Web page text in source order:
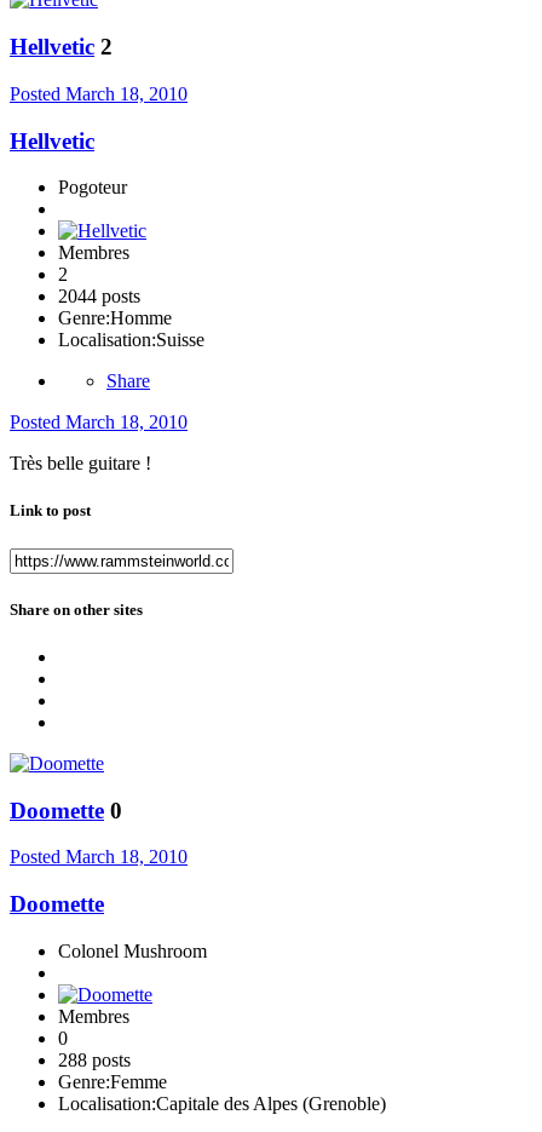
Hellvetic 2
Posted March 18, 2010
Hellvetic
Pogoteur
Membres
2
2044 posts
Genre:Homme
Localisation:Suisse
Share
Posted March 18, 2010
Très belle guitare !
Link to post
Share on other sites
Doomette 0
Posted March 18, 2010
Doomette
Colonel Mushroom
Membres
0
288 posts
Genre:Femme
Localisation:Capitale des Alpes (Grenoble)